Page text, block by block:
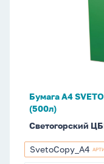
SVETOCOPY
Бумага А4
(500л)
Светогорский
SvetoCopy_А4
SvetoCopy_А4